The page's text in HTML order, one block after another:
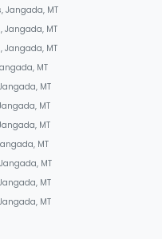
Jangada, MT
Jangada, MT
Jangada, MT
MT
MT
MT
MT
MT
MT
MT
MT